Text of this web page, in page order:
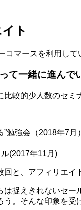
ト
コマースを利用し
て一緒に進んで
較的少人数のセ
勉強会（2018年7月）
(2017年11月)
と、アフィリエ
捉えきれないセ
。そんな印象を受